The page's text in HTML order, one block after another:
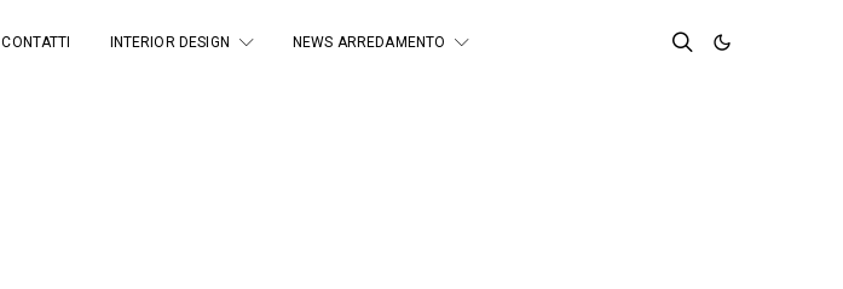
CONTATTI INTERIOR DESIGN NEWS ARREDAMENTO